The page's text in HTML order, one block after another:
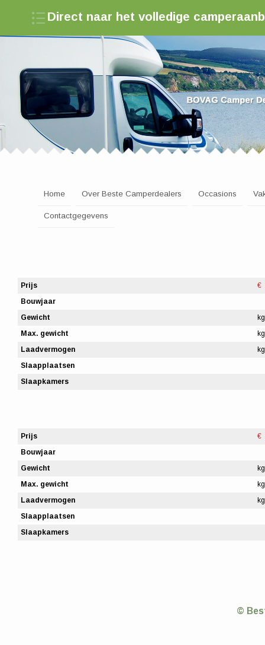
Direct naar het volledige
Zoek een camperdealer in Nederland
Home Over Beste Camperdealers Occasions
Contactgegevens
Prijs
€
Bouwjaar
Gewicht
kg
Max. gewicht
kg
Laadvermogen
kg
Slaapplaatsen
Slaapkamers
Prijs
€
Bouwjaar
Gewicht
kg
Max. gewicht
kg
Laadvermogen
kg
Slaapplaatsen
Slaapkamers
©